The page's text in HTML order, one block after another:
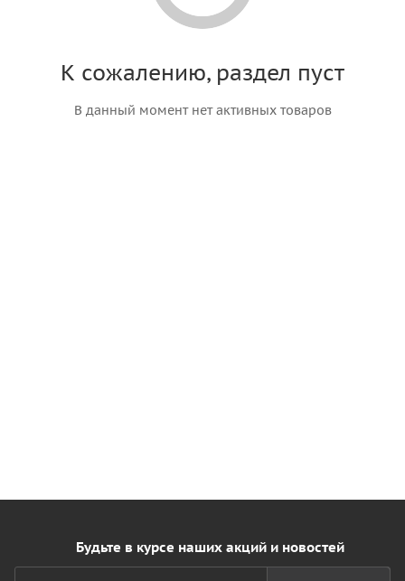
К сожалению, раздел пуст
В данный момент нет активных товаров
Будьте в курсе наших акций и новостей